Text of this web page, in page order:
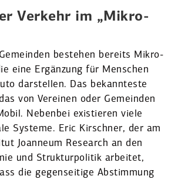
Verkehr im „Mikro-
bestehen bereits Mikro-
eine Ergänzung für Menschen
darstellen. Das bekann­teste
von Vereinen oder Gemeinden
Nebenbei existieren viele
Systeme. Eric Kirschner, der am
Joanneum Research an den
und Struk­tur­po­litik arbeitet,
die gegen­seitige Abstimmung